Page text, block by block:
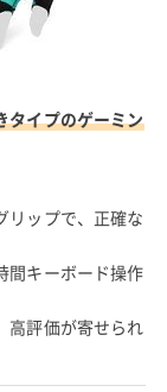
タイプのゲーミン
リップで、正確な
間キーボード操作
高評価が寄せられ